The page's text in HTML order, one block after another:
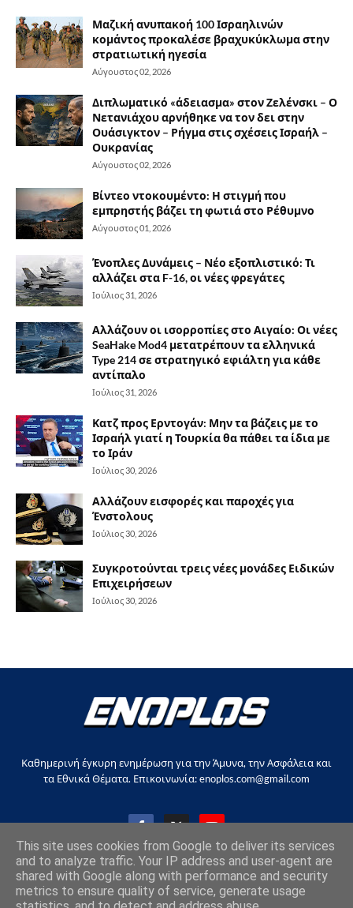
Μαζική ανυπακοή 100 Ισραηλινών
κομάντος προκαλέσε βραχυκύκλωμα στην
στρατιωτική ηγεσία
Αύγουστος 02, 2026
Διπλωματικό «άδειασμα» στον Ζελένσκι – Ο
Νετανιάχου αρνήθηκε να τον δει στην
Ουάσιγκτον – Ρήγμα στις σχέσεις Ισραήλ –
Ουκρανίας
Αύγουστος 02, 2026
Βίντεο ντοκουμέντο: Η στιγμή που
εμπρηστής βάζει τη φωτιά στο Ρέθυμνο
Αύγουστος 01, 2026
Ένοπλες Δυνάμεις – Νέο εξοπλιστικό: Τι
αλλάζει στα F-16, οι νέες φρεγάτες
Ιούλιος 31, 2026
Αλλάζουν οι ισορροπίες στο Αιγαίο: Οι νέες
SeaHake Mod4 μετατρέπουν τα ελληνικά
Type 214 σε στρατηγικό εφιάλτη για κάθε
αντίπαλο
Ιούλιος 31, 2026
Κατζ προς Ερντογάν: Μην τα βάζεις με το
Ισραήλ γιατί η Τουρκία θα πάθει τα ίδια με
το Ιράν
Ιούλιος 30, 2026
Αλλάζουν εισφορές και παροχές για
Ένστολους
Ιούλιος 30, 2026
Συγκροτούνται τρεις νέες μονάδες Ειδικών
Επιχειρήσεων
Ιούλιος 30, 2026
Καθημερινή έγκυρη ενημέρωση για την Άμυνα, την Ασφάλεια και
τα Εθνικά Θέματα. Επικοινωνία: enoplos.com@gmail.com
Copyright © 2017-2026, all rights reserved |enoplos.gr
This site uses cookies from Google to deliver its services
and to analyze traffic. Your IP address and user-agent are
shared with Google along with performance and security
metrics to ensure quality of service, generate usage